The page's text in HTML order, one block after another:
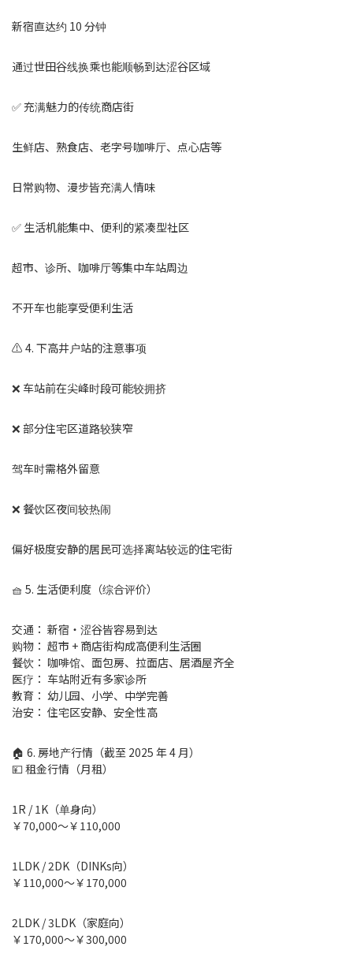
新宿直达约 10 分钟
通过世田谷线换乘也能顺畅到达涩谷区域
✅ 充满魅力的传统商店街
生鲜店、熟食店、老字号咖啡厅、点心店等
日常购物、漫步皆充满人情味
✅ 生活机能集中、便利的紧凑型社区
超市、诊所、咖啡厅等集中车站周边
不开车也能享受便利生活
⚠️ 4. 下高井户站的注意事项
❌ 车站前在尖峰时段可能较拥挤
❌ 部分住宅区道路较狭窄
驾车时需格外留意
❌ 餐饮区夜间较热闹
偏好极度安静的居民可选择离站较远的住宅街
🧺 5. 生活便利度（综合评价）
交通： 新宿・涩谷皆容易到达
购物： 超市 + 商店街构成高便利生活圈
餐饮： 咖啡馆、面包房、拉面店、居酒屋齐全
医疗： 车站附近有多家诊所
教育： 幼儿园、小学、中学完善
治安： 住宅区安静、安全性高
🏠 6. 房地产行情（截至 2025 年 4 月）
💴 租金行情（月租）
1R / 1K（单身向）
￥70,000～￥110,000
1LDK / 2DK（DINKs向）
￥110,000～￥170,000
2LDK / 3LDK（家庭向）
￥170,000～￥300,000